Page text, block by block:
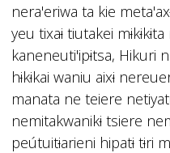
nera'eriwa ta kie meta'ax
yeu tixaitiutakei mikikita
kaneneuti'ipitsa, Hikuri
hikikai waniu aixi
manata ne teiere
nemitakwanikitsiere
peútuitiarieni hipatitiri